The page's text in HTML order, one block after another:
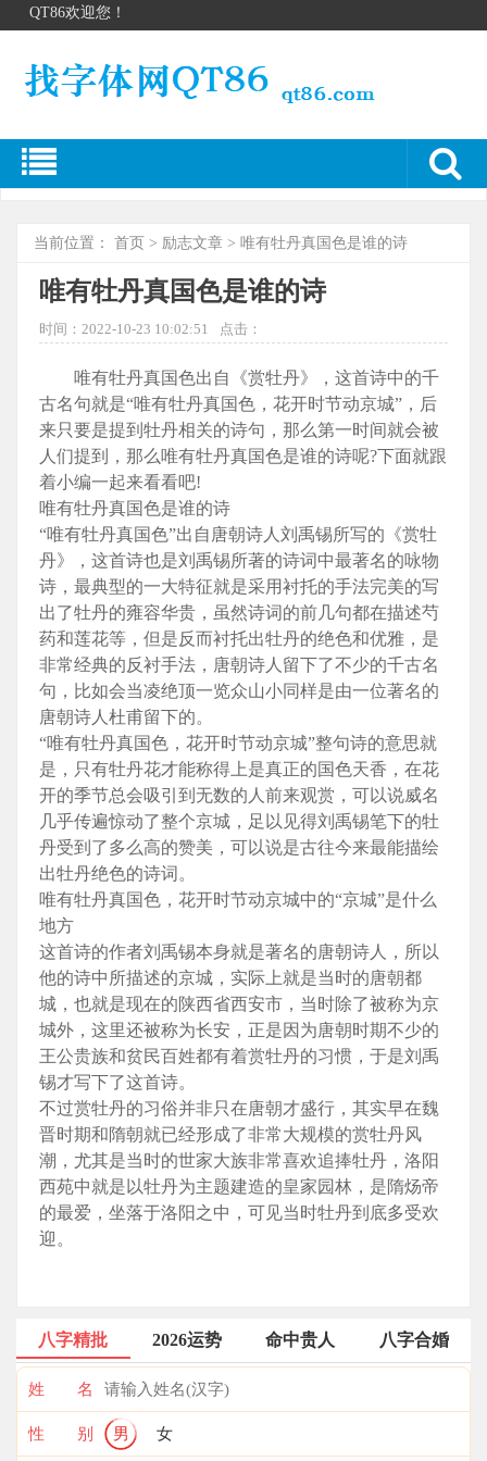
QT86欢迎您！
当前位置： 首页 > 励志文章 > 唯有牡丹真国色是谁的诗
唯有牡丹真国色是谁的诗
时间：2022-10-23 10:02:51 点击：
唯有牡丹真国色出自《赏牡丹》，这首诗中的千
古名句就是“唯有牡丹真国色，花开时节动京城”，后
来只要是提到牡丹相关的诗句，那么第一时间就会被
人们提到，那么唯有牡丹真国色是谁的诗呢?下面就跟
着小编一起来看看吧!
唯有牡丹真国色是谁的诗
“唯有牡丹真国色”出自唐朝诗人刘禹锡所写的《赏牡
丹》，这首诗也是刘禹锡所著的诗词中最著名的咏物
诗，最典型的一大特征就是采用衬托的手法完美的写
出了牡丹的雍容华贵，虽然诗词的前几句都在描述芍
药和莲花等，但是反而衬托出牡丹的绝色和优雅，是
非常经典的反衬手法，唐朝诗人留下了不少的千古名
句，比如会当凌绝顶一览众山小同样是由一位著名的
唐朝诗人杜甫留下的。
“唯有牡丹真国色，花开时节动京城”整句诗的意思就
是，只有牡丹花才能称得上是真正的国色天香，在花
开的季节总会吸引到无数的人前来观赏，可以说威名
几乎传遍惊动了整个京城，足以见得刘禹锡笔下的牡
丹受到了多么高的赞美，可以说是古往今来最能描绘
出牡丹绝色的诗词。
唯有牡丹真国色，花开时节动京城中的“京城”是什么
地方
这首诗的作者刘禹锡本身就是著名的唐朝诗人，所以
他的诗中所描述的京城，实际上就是当时的唐朝都
城，也就是现在的陕西省西安市，当时除了被称为京
城外，这里还被称为长安，正是因为唐朝时期不少的
王公贵族和贫民百姓都有着赏牡丹的习惯，于是刘禹
锡才写下了这首诗。
不过赏牡丹的习俗并非只在唐朝才盛行，其实早在魏
晋时期和隋朝就已经形成了非常大规模的赏牡丹风
潮，尤其是当时的世家大族非常喜欢追捧牡丹，洛阳
西苑中就是以牡丹为主题建造的皇家园林，是隋炀帝
的最爱，坐落于洛阳之中，可见当时牡丹到底多受欢
迎。
八字精批 2026运势 命中贵人 八字合婚
姓 名
性 别 男 女